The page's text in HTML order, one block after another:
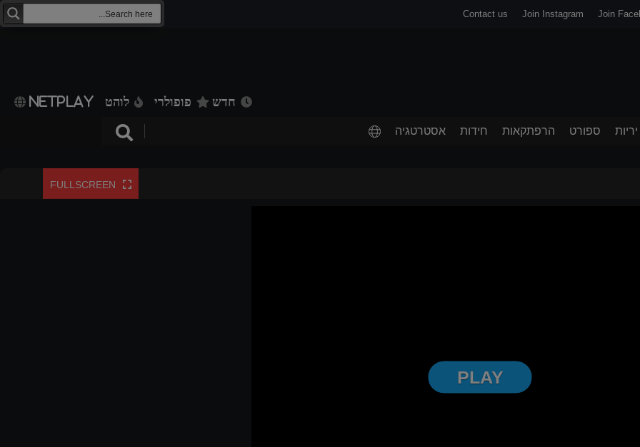
Join
Join Instagram
Contact us
חדש פופולרי לוהט NETPLAY
יריות ספורט הרפתקאות חידות אסטרטגיה
FULLSCREEN
PLAY